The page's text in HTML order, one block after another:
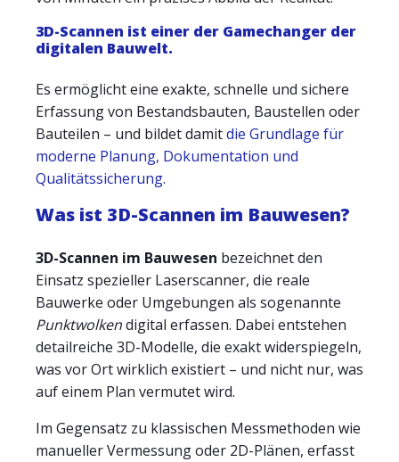
3D-Scannen ist einer der Gamechanger der
digitalen Bauwelt.
Es ermöglicht eine exakte, schnelle und sichere
Erfassung von Bestandsbauten, Baustellen oder
Bauteilen – und bildet damitdie Grundlage für
moderne Planung, Dokumentation und
Qualitätssicherung.
Was ist 3D-Scannen im Bauwesen?
3D-Scannen im Bauwesen bezeichnet den
Einsatz spezieller Laserscanner, die reale
Bauwerke oder Umgebungen als sogenannte
Punktwolkendigital erfassen. Dabei entstehen
detailreiche 3D-Modelle, die exakt widerspiegeln,
was vor Ort wirklich existiert – und nicht nur, was
auf einem Plan vermutet wird.
Im Gegensatz zu klassischen Messmethoden wie
manueller Vermessung oder 2D-Plänen, erfasst